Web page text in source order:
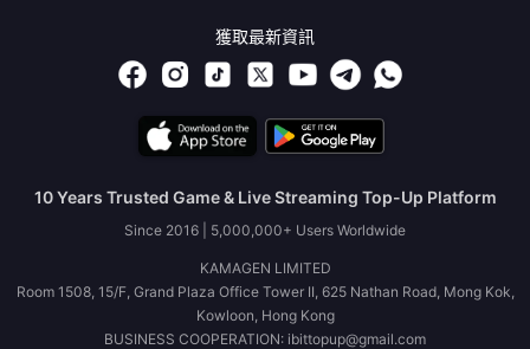
獲取最新資訊
10 Years Trusted Game & Live Streaming Top-Up Platform
Since 2016 | 5,000,000+ Users Worldwide
KAMAGEN LIMITED
Room 1508, 15/F, Grand Plaza Office Tower II, 625 Nathan Road, Mong Kok,
Kowloon, Hong Kong
BUSINESS COOPERATION: ibittopup@gmail.com